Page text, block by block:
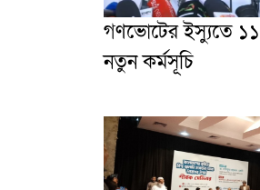
গণভোটের ইস্যুতে
নতুন কর্মসূচি